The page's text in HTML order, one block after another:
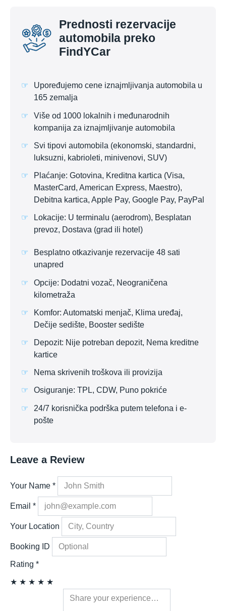
Prednosti rezervacije
automobila preko
FindYCar
Upoređujemo cene iznajmljivanja automobila u
165 zemalja
Više od 1000 lokalnih i međunarodnih
kompanija za iznajmljivanje automobila
Svi tipovi automobila (ekonomski, standardni,
luksuzni, kabrioleti, minivenovi, SUV)
Plaćanje: Gotovina, Kreditna kartica (Visa,
MasterCard, American Express, Maestro),
Debitna kartica, Apple Pay, Google Pay, PayPal
Lokacije: U terminalu (aerodrom), Besplatan
prevoz, Dostava (grad ili hotel)
Besplatno otkazivanje rezervacije 48 sati
unapred
Opcije: Dodatni vozač, Neograničena
kilometraža
Komfor: Automatski menjač, Klima uređaj,
Dečije sedište, Booster sedište
Depozit: Nije potreban depozit, Nema kreditne
kartice
Nema skrivenih troškova ili provizija
Osiguranje: TPL, CDW, Puno pokriće
24/7 korisnička podrška putem telefona i e-
pošte
Leave a Review
Your Name *
Email *
Your Location
Booking ID
Rating *
★ ★ ★ ★ ★